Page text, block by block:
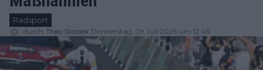
Radsport
durch Theo Stodiek Donnerstag, 09 Juli 2026 um 12:45